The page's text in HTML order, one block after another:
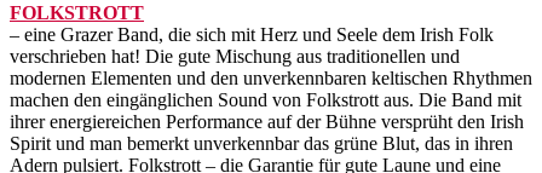
FOLKSTROTT
– eine Grazer Band, die sich mit Herz und Seele dem Irish Folk
verschrieben hat! Die gute Mischung aus traditionellen und
modernen Elementen und den unverkennbaren keltischen Rhythmen
machen den eingänglichen Sound von Folkstrott aus. Die Band mit
ihrer energiereichen Performance auf der Bühne versprüht den Irish
Spirit und man bemerkt unverkennbar das grüne Blut, das in ihren
Adern pulsiert. Folkstrott – die Garantie für gute Laune und eine